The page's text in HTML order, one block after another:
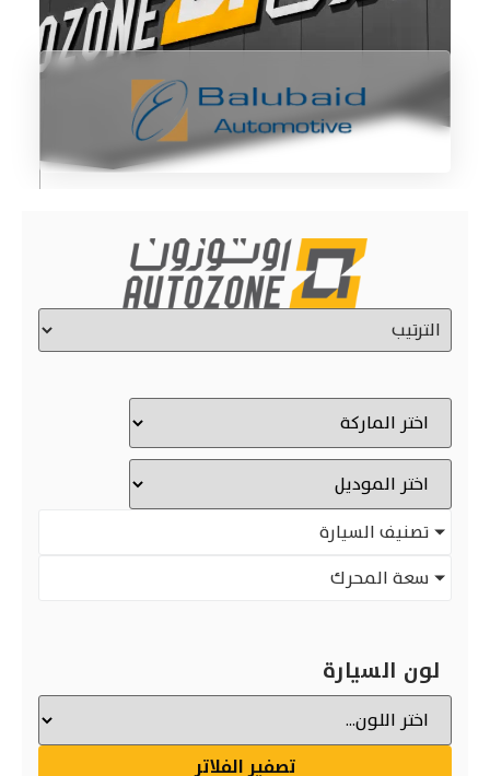
تصنيف السيارة
سعة المحرك
لون السيارة
تصفير الفلاتر